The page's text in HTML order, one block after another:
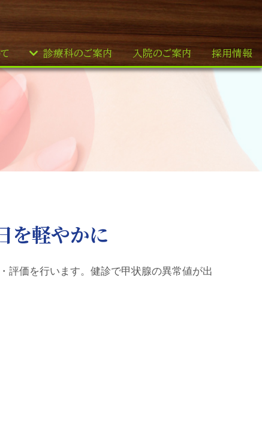
診療科のご案内 入院のご案内 採用情報
を軽やかに
評価を行います。健診で甲状腺の異常値が出